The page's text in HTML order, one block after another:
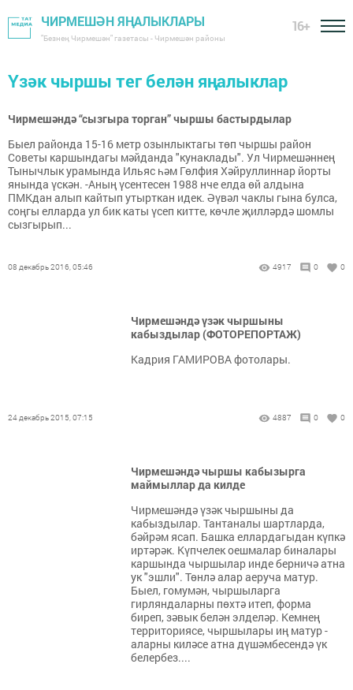
ЧИРМЕШӘН ЯҢАЛЫКЛАРЫ
"Безнең Чирмешән" газетасы - Чирмешән районы
16+
Үзәк чыршы тег белән яңалыклар
Чирмешәндә “сызгыра торган” чыршы бастырдылар
Быел районда 15-16 метр озынлыктагы төп чыршы район
Советы каршындагы мәйданда "кунаклады". Ул Чирмешәннең
Тынычлык урамында Ильяс һәм Гөлфия Хәйруллиннар йорты
янында үскән. -Аның үсентесен 1988 нче елда өй алдына
ПМКдан алып кайтып утырткан идек. Әүвәл чаклы гына булса,
соңгы елларда ул бик каты үсеп китте, көчле җилләрдә шомлы
сызгырып...
08 декабрь 2016, 05:46 4917 0 0
Чирмешәндә үзәк чыршыны
кабыздылар (ФОТОРЕПОРТАЖ)
Кадрия ГАМИРОВА фотолары.
24 декабрь 2015, 07:15 4887 0 0
Чирмешәндә чыршы кабызырга
маймыллар да килде
Чирмешәндә үзәк чыршыны да
кабыздылар. Тантаналы шартларда,
бәйрәм ясап. Башка еллардагыдан күпкә
иртәрәк. Күпчелек оешмалар биналары
каршында чыршылар инде берничә атна
ук "эшли". Төнлә алар аеруча матур.
Быел, гомумән, чыршыларга
гирляндаларны пөхтә итеп, форма
биреп, зәвык белән элделәр. Кемнең
территориясе, чыршылары иң матур -
аларны киләсе атна дүшәмбесендә үк
белербез....